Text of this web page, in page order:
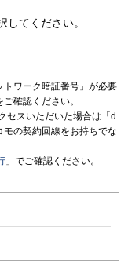
てください。
トワーク暗証番号」が必要
ご確認ください。
セスいただいた場合は「d
の契約回線をお持ちでな
」でご確認ください。